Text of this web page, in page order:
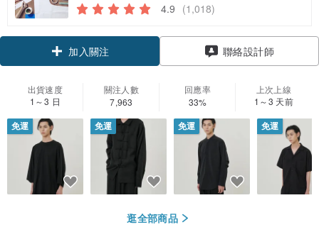
4.9 (1,018)
加入關注 聯絡設計師
出貨速度
1～3 日
關注人數
7,963
回應率
33%
上次上線
1～3 天前
免運 免運 免運 免運
逛全部商品